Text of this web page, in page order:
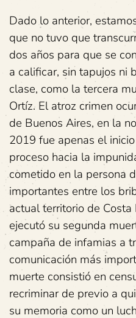
Dado lo anterior,
que no tuvo que
dos años para que se
a calificar, sin tapujos ni
clase, como la tercera
Ortíz. El atroz crimen
de Buenos Aires, en la
2019 fue apenas el
proceso hacia la
cometido en la persona
importantes entre los
actual territorio de
ejecutó su segunda
campaña de infamias a
comunicación más
muerte consistió en
recriminar de previo a
su memoria como un